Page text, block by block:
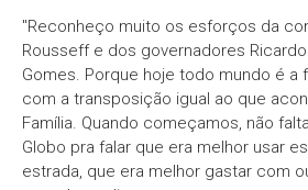
"Reconheço muito os esforços da
Rousseff e dos governadores
Gomes. Porque hoje todo mundo é a
com a transposição igual ao que
Família. Quando começamos, não
Globo pra falar que era melhor usar
estrada, que era melhor gastar com